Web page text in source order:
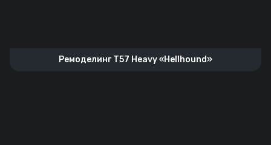
Ремоделинг T57 Heavy «Hellhound»